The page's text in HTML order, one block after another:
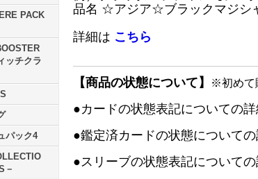
PACK
ッチクラ
パック4
－
品名 ☆アジア☆ブラックマジシ
詳細は こちら
【商品の状態について】 ※初めて
●カードの状態表記についての
●鑑定済カードの状態について
●スリーブの状態表記について